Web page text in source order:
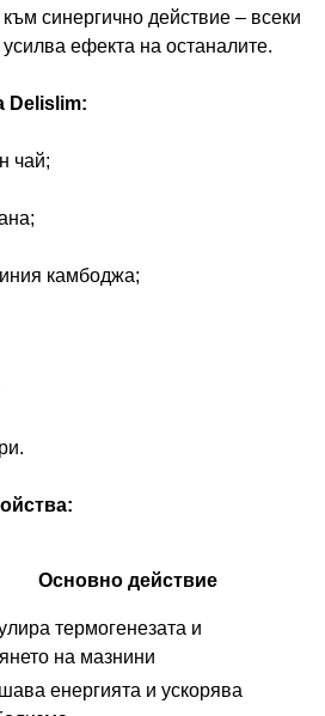
синергично действие – всеки
ефекта на останалите.
Delislim:
чай;
камбоджа;
Основно действие
термогенезата и
на мазнини
енергията и ускорява